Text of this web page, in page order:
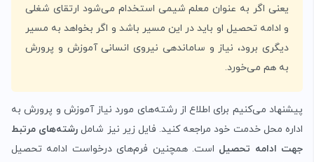
یعنی اگر به عنوان معلم شیمی استخدام می‌شود ارتقای شغلی
و ادامه تحصیل او باید در این مسیر باشد و اگر بخواهد به مسیر
دیگری برود، نیاز و ساماندهی نیروی انسانی آموزش و پرورش
به هم می‌خورد.
پیشنهاد می‌کنیم برای اطلاع از رشته‌های مورد نیاز آموزش و پرورش به
اداره محل خدمت خود مراجعه کنید. فایل زیر نیز شامل رشته‌های مرتبط
جهت ادامه تحصیل است. همچنین فرم‌های درخواست ادامه تحصیل